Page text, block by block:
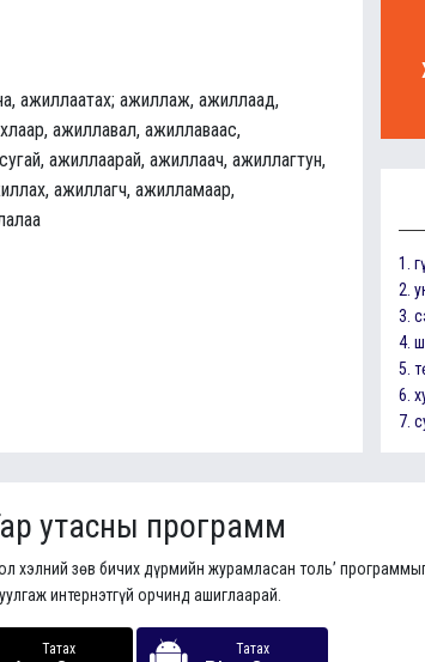
ажиллаатах; ажиллаж, ажиллаад,
ажиллавал, ажиллаваас,
ажиллаарай, ажиллаач, ажиллагтун,
ажиллагч, ажилламаар,
1.
2.
3.
4.
5.
6.
7.
утасны программ
хэлний зөв бичих дүрмийн журамласан толь’
интернэтгүй орчинд ашиглаарай.
Татах Татах